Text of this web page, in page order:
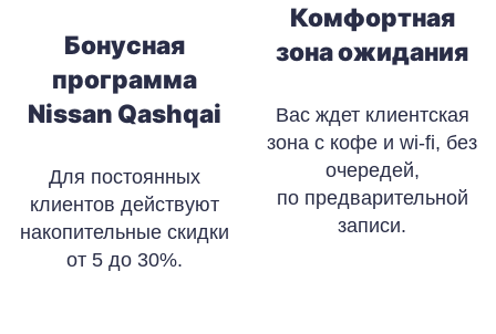
Бонусная
программа
Nissan Qashqai
Для постоянных
клиентов действуют
накопительные скидки
от 5 до 30%.
Комфортная
зона ожидания
Вас ждет клиентская
зона с кофе и wi-fi, без
очередей,
по предварительной
записи.